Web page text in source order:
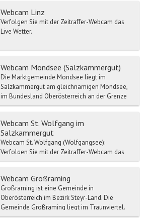
Webcam Linz
Verfolgen Sie mit der Zeitraffer-Webcam das
Live Wetter.
Webcam Mondsee (Salzkammergut)
Die Marktgemeinde Mondsee liegt im
Salzkammergut am gleichnamigen Mondsee,
im Bundesland Oberösterreich an der Grenze
zum Land Salzburg und im Geri...
Webcam St. Wolfgang im
Salzkammergut
Webcam St. Wolfgang (Wolfgangsee):
Verfolgen Sie mit der Zeitraffer-Webcam das
Live Wetter-St. Wolfgang. St. Wolfgang im
Webcam Großraming
Großraming ist eine Gemeinde in
Oberösterreich im Bezirk Steyr-Land. Die
Gemeinde Großraming liegt im Traunviertel.
Die Ausdehnung von Großraming b...